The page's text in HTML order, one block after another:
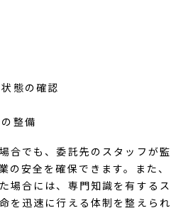
態の確認
整備
合でも、委託先のスタッフが監
の安全を確保できます。また、
場合には、専門知識を有するス
を迅速に行える体制を整えられ